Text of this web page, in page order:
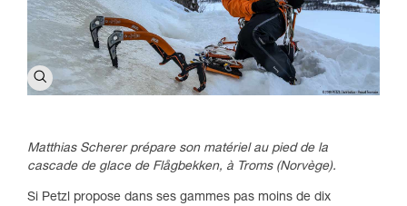
Matthias Scherer prépare son matériel au pied de la
cascade de glace de Flågbekken, à Troms (Norvège).
Si Petzl propose dans ses gammes pas moins de dix